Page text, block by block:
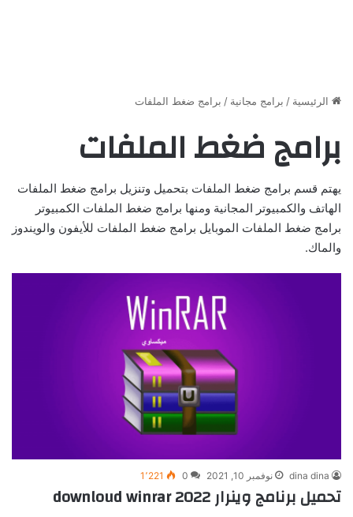
الرئيسية / برامج مجانية / برامج ضغط الملفات
برامج ضغط الملفات
يهتم قسم برامج ضغط الملفات بتحميل وتنزيل برامج ضغط الملفات
الهاتف والكمبيوتر المجانية ومنها برامج ضغط الملفات الكمبيوتر
برامج ضغط الملفات الموبايل برامج ضغط الملفات للأيفون والويندوز
والماك.
dina dina نوفمبر 10, 2021 0 1٬221
تحميل برنامج وينرار 2022 downloud winrar